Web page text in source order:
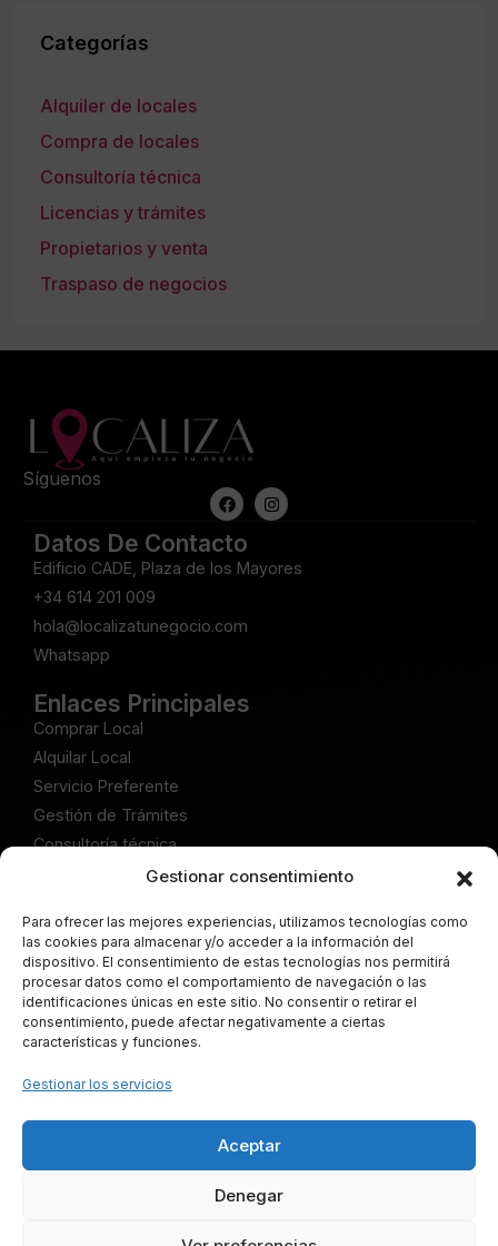
Categorías
Alquiler de locales
Compra de locales
Consultoría técnica
Licencias y trámites
Propietarios y venta
Traspaso de negocios
Síguenos
Datos De Contacto
Edificio CADE, Plaza de los Mayores
+34 614 201 009
hola@localizatunegocio.com
Whatsapp
Enlaces Principales
Comprar Local
Alquilar Local
Servicio Preferente
Gestión de Trámites
Consultoría técnica
Artículos Comprar Local
Artículos Alquilar Local
Articulos Servicio Preferente
Artículos Gestión de Trámites
Artículos Consultoría técnica
Legal
Política de Privacidad
Localiza Tu Negocio ©2026 · Todos los derechos
Gestionar consentimiento
Para ofrecer las mejores experiencias, utilizamos tecnologías como
las cookies para almacenar y/o acceder a la información del
dispositivo. El consentimiento de estas tecnologías nos permitirá
procesar datos como el comportamiento de navegación o las
identificaciones únicas en este sitio. No consentir o retirar el
consentimiento, puede afectar negativamente a ciertas
características y funciones.
Gestionar los servicios
Aceptar
Denegar